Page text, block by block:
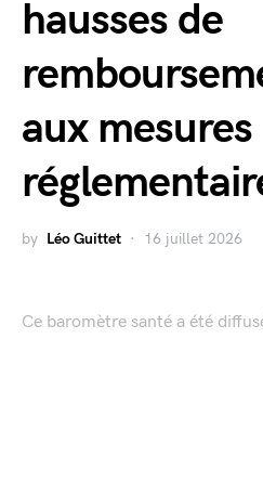
hausses de
aux mesures
by Léo Guittet 16 juillet 2026
Ce baromètre santé a été